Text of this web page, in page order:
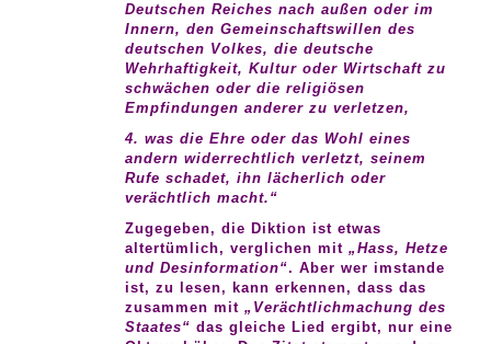
Deutschen Reiches nach außen oder im
Innern, den Gemeinschaftswillen des
deutschen Volkes, die deutsche
Wehrhaftigkeit, Kultur oder Wirtschaft zu
schwächen oder die religiösen
Empfindungen anderer zu verletzen,
4. was die Ehre oder das Wohl eines
andern widerrechtlich verletzt, seinem
Rufe schadet, ihn lächerlich oder
verächtlich macht.“
Zugegeben, die Diktion ist etwas
altertümlich, verglichen mit„Hass, Hetze
und Desinformation“. Aber wer imstande
ist, zu lesen, kann erkennen, dass das
zusammen mit„Verächtlichmachung des
Staates“ das gleiche Lied ergibt, nur eine